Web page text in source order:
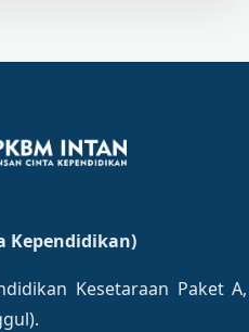
Kependidikan)
Kesetaraan Paket